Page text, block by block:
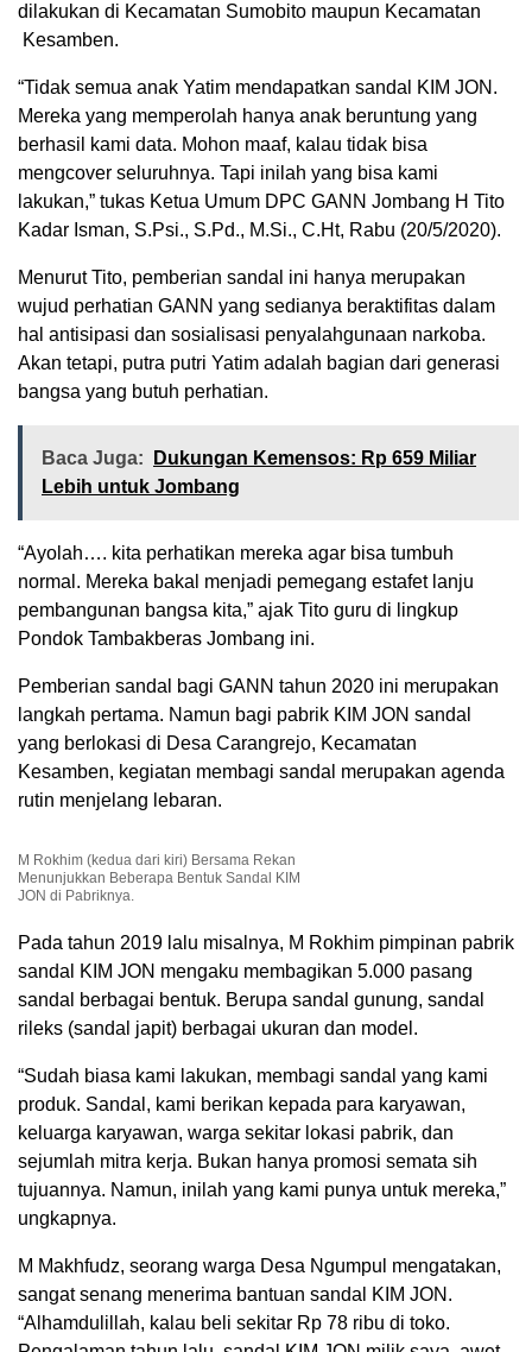
dilakukan di Kecamatan Sumobito maupun Kecamatan
Kesamben.
“Tidak semua anak Yatim mendapatkan sandal KIM JON.
Mereka yang memperolah hanya anak beruntung yang
berhasil kami data. Mohon maaf, kalau tidak bisa
mengcover seluruhnya. Tapi inilah yang bisa kami
lakukan,” tukas Ketua Umum DPC GANN Jombang H Tito
Kadar Isman, S.Psi., S.Pd., M.Si., C.Ht, Rabu (20/5/2020).
Menurut Tito, pemberian sandal ini hanya merupakan
wujud perhatian GANN yang sedianya beraktifitas dalam
hal antisipasi dan sosialisasi penyalahgunaan narkoba.
Akan tetapi, putra putri Yatim adalah bagian dari generasi
bangsa yang butuh perhatian.
Baca Juga:
Dukungan Kemensos: Rp 659 Miliar
Lebih untuk Jombang
“Ayolah…. kita perhatikan mereka agar bisa tumbuh
normal. Mereka bakal menjadi pemegang estafet lanju
pembangunan bangsa kita,” ajak Tito guru di lingkup
Pondok Tambakberas Jombang ini.
Pemberian sandal bagi GANN tahun 2020 ini merupakan
langkah pertama. Namun bagi pabrik KIM JON sandal
yang berlokasi di Desa Carangrejo, Kecamatan
Kesamben, kegiatan membagi sandal merupakan agenda
rutin menjelang lebaran.
M Rokhim (kedua dari kiri) Bersama Rekan
Menunjukkan Beberapa Bentuk Sandal KIM
JON di Pabriknya.
Pada tahun 2019 lalu misalnya, M Rokhim pimpinan pabrik
sandal KIM JON mengaku membagikan 5.000 pasang
sandal berbagai bentuk. Berupa sandal gunung, sandal
rileks (sandal japit) berbagai ukuran dan model.
“Sudah biasa kami lakukan, membagi sandal yang kami
produk. Sandal, kami berikan kepada para karyawan,
keluarga karyawan, warga sekitar lokasi pabrik, dan
sejumlah mitra kerja. Bukan hanya promosi semata sih
tujuannya. Namun, inilah yang kami punya untuk mereka,”
ungkapnya.
M Makhfudz, seorang warga Desa Ngumpul mengatakan,
sangat senang menerima bantuan sandal KIM JON.
“Alhamdulillah, kalau beli sekitar Rp 78 ribu di toko.